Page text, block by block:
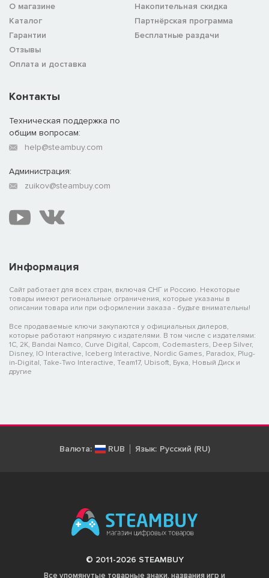
О магазине
Каталог
Гарантии
Отзывы
Оплата и доставка
Накопительная скидка
Партнёрская программа
Бесплатные раздачи
Информация
Сайт работает для всех стран, включая СНГ и Россию. Некоторые
товары имеют региональные ограничения, которые указаны в
описании товара или при оформлении заказа - будьте внимательны!
Все продаваемые ключи закупаются у официальных дилеров,
которые работают напрямую с издателями. В том числе с издателями:
1C, 2K, Bandai Namco, Curve Digital, Capcom, Codemasters, Deep Silver,
Disney, IO Interactive, Iceberg Interactive, Nordic Games, Paradox, Plug-
in-Digital, Take-Two Interactive, Team17, Ubisoft, Бука, Новый Диск и
другие
Контакты
Техническая поддержка по
общим вопросам:
help@steambuy.com
Администрация:
zuikov@steambuy.com
Валюта: RUB Язык: Русский (RU)
© 2011-2026 STEAMBUY
Все упомянутые товарные знаки, названия игр и